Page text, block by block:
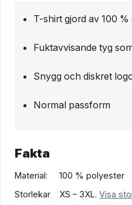
T-shirt gjord av 100
Fuktavvisande tyg
Snygg och diskret
Normal passform
Fakta
Material:
100 % polyester
Storlekar
XS – 3XL.Visa